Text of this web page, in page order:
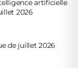
artificielle
2026
de juillet 2026